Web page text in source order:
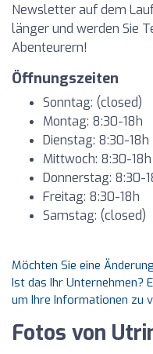
Newsletter auf dem
länger und werden Sie
Abenteurern!
Öffnungszeiten
Sonntag: (closed)
Montag: 8:30-18h
Dienstag: 8:30-18h
Mittwoch: 8:30-18h
Donnerstag: 8:30-
Freitag: 8:30-18h
Samstag: (closed)
Möchten Sie eine
Ist das Ihr Unternehmen?
um Ihre Informationen zu
Fotos von